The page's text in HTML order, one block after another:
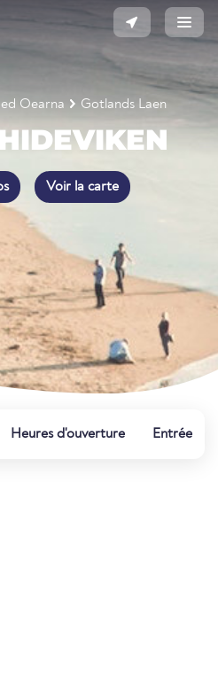
Oearna Gotlands Laen
Voir la carte
Heures d'ouverture Entrée